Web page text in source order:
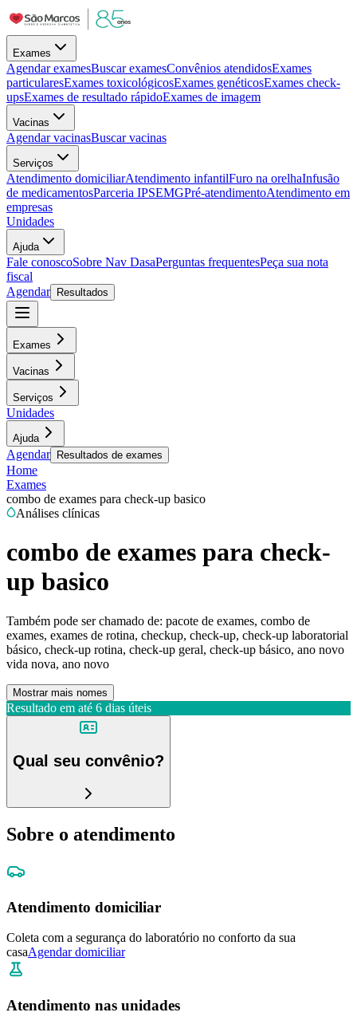
Exames
Agendar examesBuscar examesConvênios atendidosExames
particularesExames toxicológicosExames genéticosExames check-
upsExames de resultado rápidoExames de imagem
Vacinas
Agendar vacinasBuscar vacinas
Serviços
Atendimento domiciliarAtendimento infantilFuro na orelhaInfusão
de medicamentosParceria IPSEMGPré-atendimentoAtendimento em
empresas
Unidades
Ajuda
Fale conoscoSobre Nav DasaPerguntas frequentesPeça sua nota
fiscal
Agendar
Resultados
Exames
Vacinas
Serviços
Unidades
Ajuda
Agendar Resultados de exames
Home
Exames
combo de exames para check-up basico
Análises clínicas
combo de exames para check-
up basico
Também pode ser chamado de: pacote de exames, combo de
exames, exames de rotina, checkup, check-up, check-up laboratorial
básico, check-up rotina, check-up geral, check-up básico, ano novo
vida nova, ano novo
Mostrar mais nomes
Resultado em até 6 dias úteis
Qual seu convênio?
Sobre o atendimento
Atendimento domiciliar
Coleta com a segurança do laboratório no conforto da sua
casaAgendar domiciliar
Atendimento nas unidades